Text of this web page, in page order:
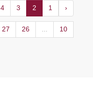
‹
1
2
3
4
10
...
26
27